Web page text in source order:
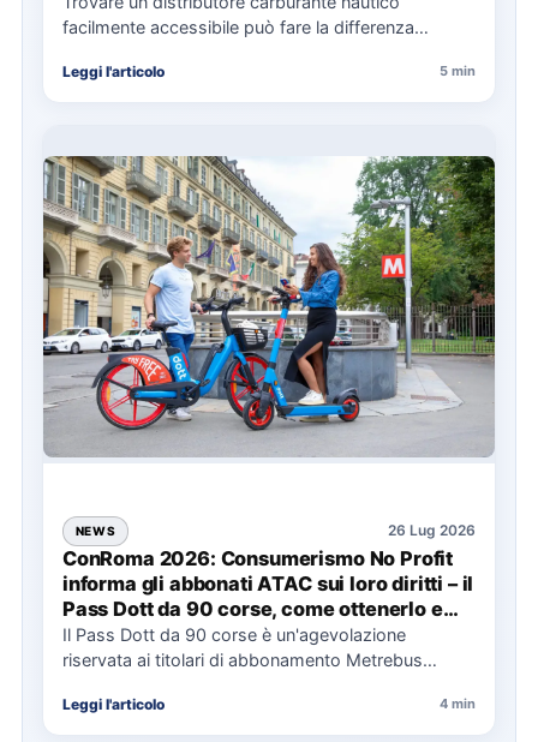
facilmente accessibile può fare la differenza
soprattutto…
Leggi l'articolo 5 min
NEWS 26 Lug 2026
ConRoma 2026: Consumerismo No Profit
informa gli abbonati ATAC sui loro diritti – il
Pass Dott da 90 corse, come ottenerlo e
cosa spetta in caso di disservizi
Il Pass Dott da 90 corse è un'agevolazione
riservata ai titolari di abbonamento Metrebus
Leggi l'articolo 4 min